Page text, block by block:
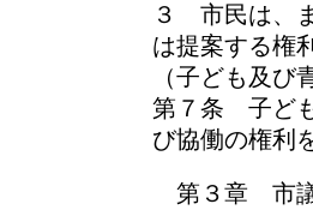
３ 市民は、
は提案する権
（子ども及び
第７条 子ど
び協働の権利
第３章 市議